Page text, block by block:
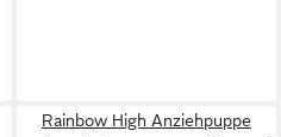
Rainbow High Anziehpuppe